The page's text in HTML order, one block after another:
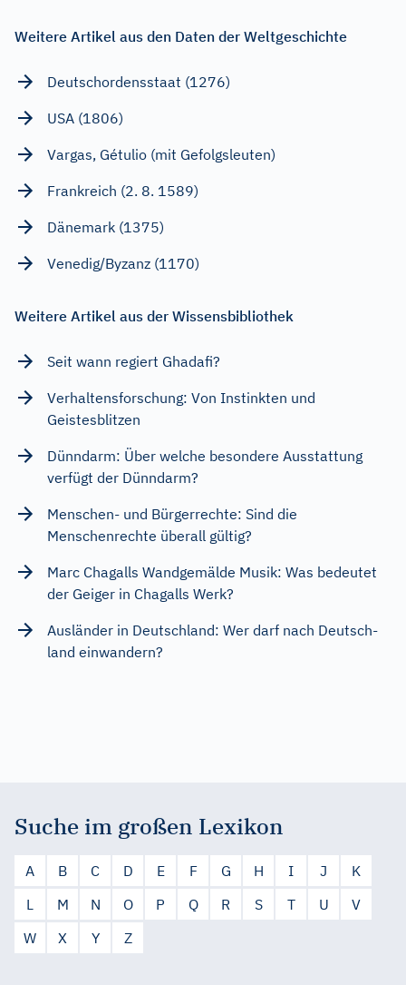
Weitere Artikel aus den Daten der Weltgeschichte
Deutschordensstaat (1276)
USA (1806)
Vargas, Gétulio (mit Gefolgsleuten)
Frankreich (2. 8. 1589)
Dänemark (1375)
Venedig/Byzanz (1170)
Weitere Artikel aus der Wissensbibliothek
Seit wann regiert Ghadafi?
Verhaltensforschung: Von Instinkten und
Geistesblitzen
Dünndarm: Über welche besondere Ausstattung
verfügt der Dünndarm?
Menschen- und Bürgerrechte: Sind die
Menschenrechte überall gültig?
Marc Chagalls Wandgemälde Musik: Was bedeutet
der Geiger in Chagalls Werk?
Ausländer in Deutschland: Wer darf nach Deutsch-
land einwandern?
Suche im großen Lexikon
A B C D E F G H I J
K
L
M N O P Q R S T U
V
W
X Y Z